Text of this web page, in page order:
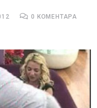
0 КОМЕНТАРА